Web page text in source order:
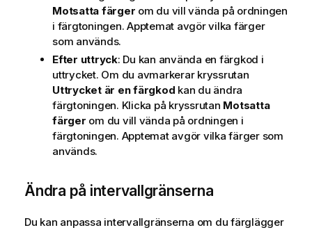
Motsatta färger om du vill vända på ordningen
i färgtoningen. Apptemat avgör vilka färger
som används.
Efter uttryck: Du kan använda en färgkod i
uttrycket. Om du avmarkerar kryssrutan
Uttrycket är en färgkod kan du ändra
färgtoningen. Klicka på kryssrutan Motsatta
färger om du vill vända på ordningen i
färgtoningen. Apptemat avgör vilka färger som
används.
Ändra på intervallgränserna
Du kan anpassa intervallgränserna om du färglägger